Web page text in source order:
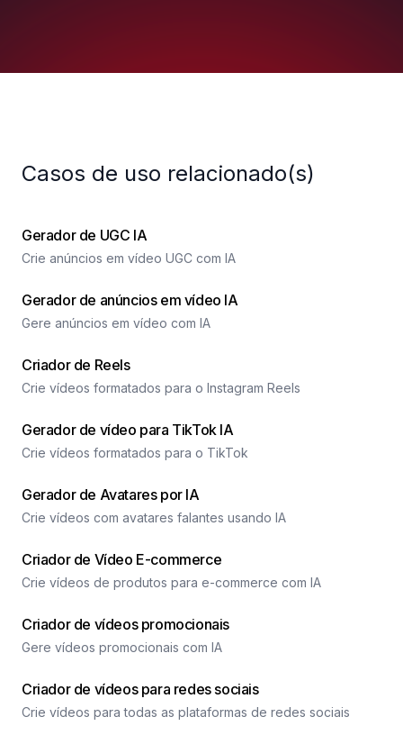
Casos de uso relacionado(s)
Gerador de UGC IA
Crie anúncios em vídeo UGC com IA
Gerador de anúncios em vídeo IA
Gere anúncios em vídeo com IA
Criador de Reels
Crie vídeos formatados para o Instagram Reels
Gerador de vídeo para TikTok IA
Crie vídeos formatados para o TikTok
Gerador de Avatares por IA
Crie vídeos com avatares falantes usando IA
Criador de Vídeo E-commerce
Crie vídeos de produtos para e-commerce com IA
Criador de vídeos promocionais
Gere vídeos promocionais com IA
Criador de vídeos para redes sociais
Crie vídeos para todas as plataformas de redes sociais